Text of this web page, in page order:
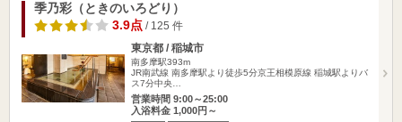
季乃彩（ときのいろどり）
3.9点 / 125 件
東京都 / 稲城市
南多摩駅393m
JR南武線 南多摩駅より徒歩5分京王相模原線 稲城駅よりバ
ス7分中央…
営業時間 9:00～25:00
入浴料金 1,000円～